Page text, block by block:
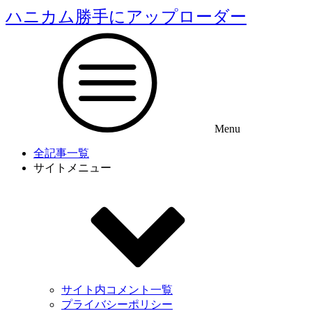
ハニカム勝手にアップローダー
Menu
全記事一覧
サイトメニュー
サイト内コメント一覧
プライバシーポリシー